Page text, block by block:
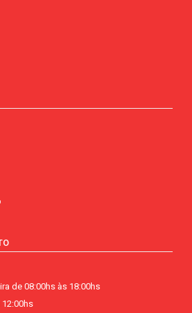
de 08:00hs às 18:00hs